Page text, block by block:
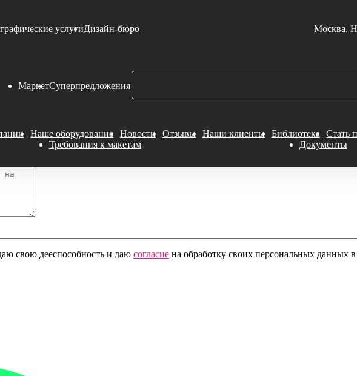
свою дееспособность и даю согласие на обработку своих персональных данных
услугиДизайн-бюро Москва,
МаркетСуперпредложения
Наше оборудование Новости Отзывы Наши клиенты Библиотека
Стать
Требования к макетам
Документы